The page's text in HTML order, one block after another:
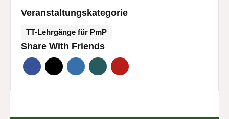
Veranstaltungskategorie
TT-Lehrgänge für PmP
Share With Friends